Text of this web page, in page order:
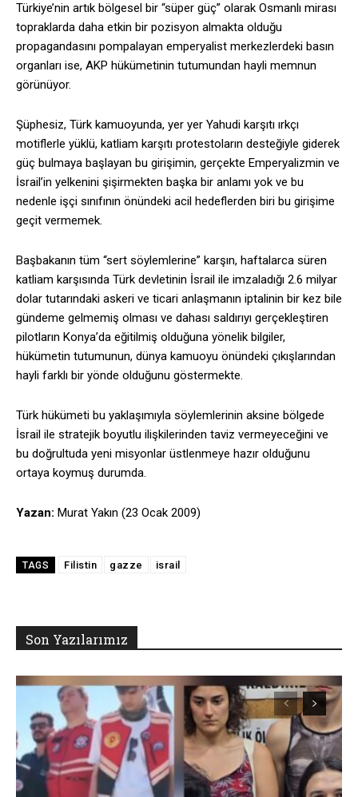
Türkiye’nin artık bölgesel bir “süper güç” olarak Osmanlı mirası
topraklarda daha etkin bir pozisyon almakta olduğu
propagandasını pompalayan emperyalist merkezlerdeki basın
organları ise, AKP hükümetinin tutumundan hayli memnun
görünüyor.
Şüphesiz, Türk kamuoyunda, yer yer Yahudi karşıtı ırkçı
motiflerle yüklü, katliam karşıtı protestoların desteğiyle giderek
güç bulmaya başlayan bu girişimin, gerçekte Emperyalizmin ve
İsrail’in yelkenini şişirmekten başka bir anlamı yok ve bu
nedenle işçi sınıfının önündeki acil hedeflerden biri bu girişime
geçit vermemek.
Başbakanın tüm “sert söylemlerine” karşın, haftalarca süren
katliam karşısında Türk devletinin İsrail ile imzaladığı 2.6 milyar
dolar tutarındaki askeri ve ticari anlaşmanın iptalinin bir kez bile
gündeme gelmemiş olması ve dahası saldırıyı gerçekleştiren
pilotların Konya’da eğitilmiş olduğuna yönelik bilgiler,
hükümetin tutumunun, dünya kamuoyu önündeki çıkışlarından
hayli farklı bir yönde olduğunu göstermekte.
Türk hükümeti bu yaklaşımıyla söylemlerinin aksine bölgede
İsrail ile stratejik boyutlu ilişkilerinden taviz vermeyeceğini ve
bu doğrultuda yeni misyonlar üstlenmeye hazır olduğunu
ortaya koymuş durumda.
Yazan: Murat Yakın (23 Ocak 2009)
TAGS Filistin gazze israil
Son Yazılarımız